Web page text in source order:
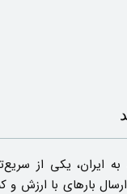
ایران، یکی از
ارسال بارهای با ارزش